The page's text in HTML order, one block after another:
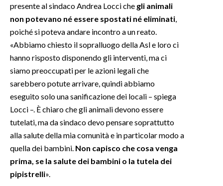
presente al sindaco Andrea Locci che gli animali
non potevano né essere spostati né eliminati
poiché si poteva andare incontro a un reato.
«Abbiamo chiesto il sopralluogo della Asl e loro ci
hanno risposto disponendo gli interventi, ma ci
siamo preoccupati per le azioni legali che
sarebbero potute arrivare, quindi abbiamo
eseguito solo una sanificazione dei locali – spiega
Locci –. È chiaro che gli animali devono essere
tutelati, ma da sindaco devo pensare soprattutto
alla salute della mia comunità e in particolar modo a
quella dei bambini. Non capisco che cosa venga
prima, se la salute dei bambini o la tutela dei
pipistrelli».